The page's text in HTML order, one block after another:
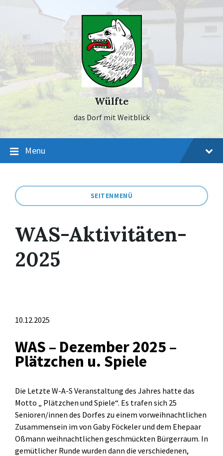
Wülfte
das Dorf mit Weitblick
Menu
SEITENMENÜ
WAS-Aktivitäten-
2025
10.12.2025
WAS – Dezember 2025 –
Plätzchen u. Spiele
Die Letzte W-A-S Veranstaltung des Jahres hatte das
Motto „ Plätzchen und Spiele“. Es trafen sich 25
Senioren/innen des Dorfes zu einem vorweihnachtlichen
Zusammensein im von Gaby Föckeler und dem Ehepaar
Oßmann weihnachtlichen geschmückten Bürgerraum. In
gemütlicher Runde wurden dann die verschiedenen,